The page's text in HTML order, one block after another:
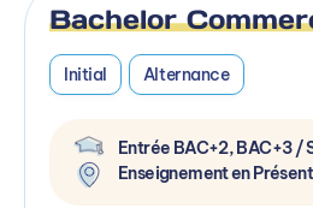
Bachelor
Initial Alternance
Entrée BAC+2, BAC+3 /
Enseignement en